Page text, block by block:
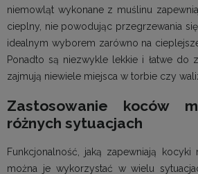
niemowląt wykonane z muślinu
cieplny, nie powodując przegrzewania
idealnym wyborem zarówno na
Ponadto są niezwykle lekkie i łatwe do
zajmują niewiele miejsca w torbie czy
Zastosowanie koców
różnych sytuacjach
Funkcjonalność, jaką zapewniają kocyki
można je wykorzystać w wielu